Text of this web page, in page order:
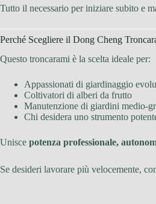
Tutto il necessario per iniziare subito e
Perché Scegliere il Dong Cheng
Questo troncarami è la scelta ideale per:
Appassionati di giardinaggio
Coltivatori di alberi da frutto
Manutenzione di giardini medio-
Chi desidera uno strumento
Unisce potenza professionale,
Se desideri lavorare più velocemente,